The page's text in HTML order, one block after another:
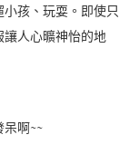
孩、玩耍。即使只
人心曠神怡的地
啊~~